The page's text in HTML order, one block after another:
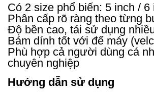
Có 2 size phổ biến: 5 inch / 6
Phân cấp rõ ràng theo từng
Độ bền cao, tái sử dụng
Bám dính tốt với đế máy
Phù hợp cả người dùng cá
chuyên nghiệp
Hướng dẫn sử dụng